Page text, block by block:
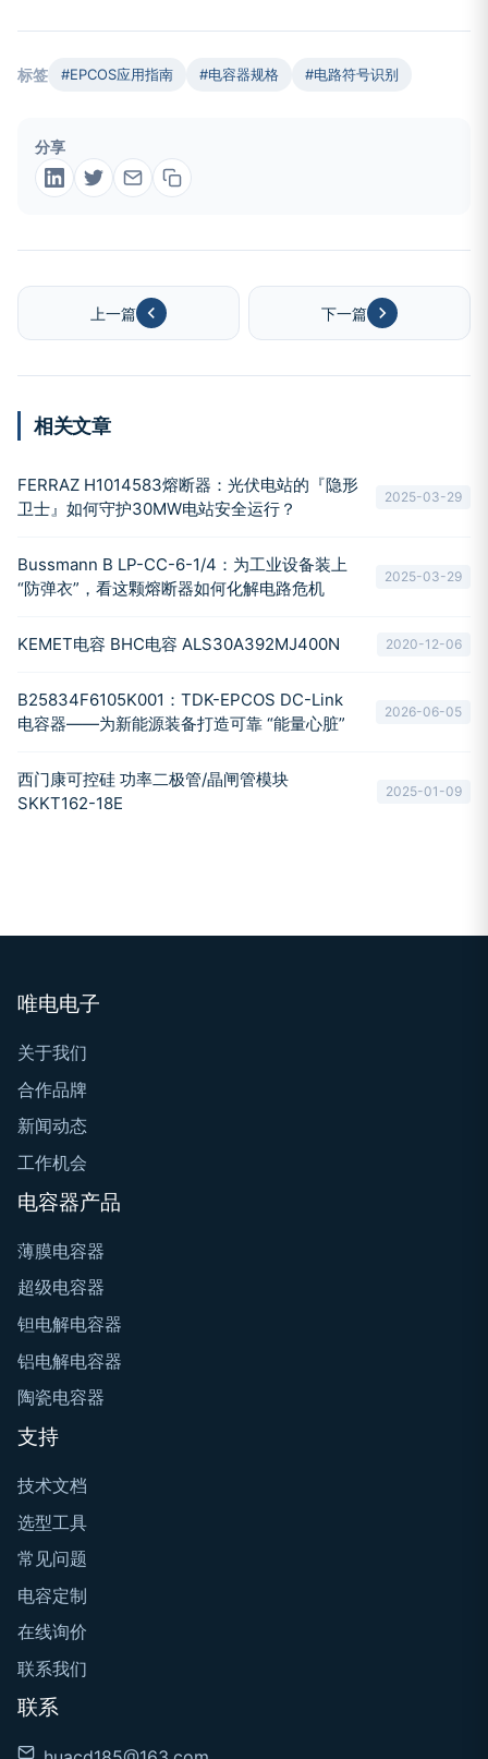
标签 #EPCOS应用指南 #电容器规格 #电路符号识别
分享
上一篇 下一篇
相关文章
FERRAZ H1014583熔断器：光伏电站的『隐形
卫士』如何守护30MW电站安全运行？
2025-03-29
Bussmann B LP-CC-6-1/4：为工业设备装上
“防弹衣”，看这颗熔断器如何化解电路危机
2025-03-29
KEMET电容 BHC电容 ALS30A392MJ400N 2020-12-06
B25834F6105K001：TDK-EPCOS DC-Link
电容器——为新能源装备打造可靠 “能量心脏”
2026-06-05
西门康可控硅 功率二极管/晶闸管模块
SKKT162-18E
2025-01-09
唯电电子
关于我们
合作品牌
新闻动态
工作机会
电容器产品
薄膜电容器
超级电容器
钽电解电容器
铝电解电容器
陶瓷电容器
支持
技术文档
选型工具
常见问题
电容定制
在线询价
联系我们
联系